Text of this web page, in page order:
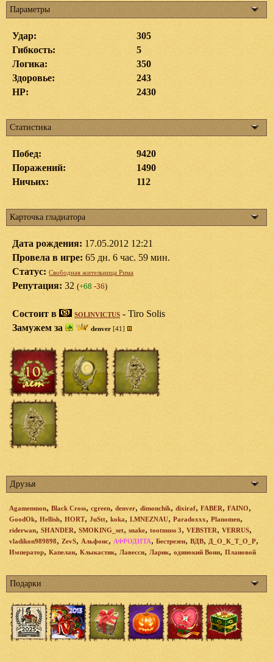
Параметры
Удар:
305
Гибкость:
5
Логика:
350
Здоровье:
243
HP:
2430
Статистика
Побед:
9420
Поражений:
1490
Ничьих:
112
Карточка гладиатора
Дата рождения: 17.05.2012 12:21
Провела в игре: 65 дн. 6 час. 59 мин.
Статус: Свободная жительница Рима
Репутация: 32 (+68 -36)
Состоит в SOLINVICTUS- Tiro Solis
Замужем за
denver [41]
Друзья
Agamemnon, Black Cross, cgreen, denver, dimonchik, dixiraf, FABER, FAINO,
GoodOk, Hellish, HORT, JuStt, koka, LMNEZNAU, Paradoxxx, Planomen,
riderwan, SHANDER, SMOKING_set, snake, tootmuss 3, VEBSTER, VERRUS,
vladikon989898, ZevS, Альфонс, АФРОДИТА, Бестрезен, ВДВ, Д_О_К_Т_О_Р,
Император, Капелан, Клыкастик, Лавесси, Ларик, одинокий Воин, Плановой
Подарки